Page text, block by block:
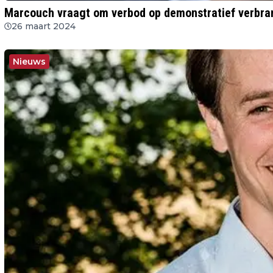
Marcouch vraagt om verbod op demonstratief
26 maart 2024
Nieuws